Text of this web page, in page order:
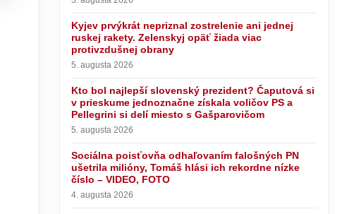
Kyjev prvýkrát nepriznal zostrelenie ani jednej
ruskej rakety. Zelenskyj opäť žiada viac
protivzdušnej obrany
5. augusta 2026
Kto bol najlepší slovenský prezident? Čaputová si
v prieskume jednoznačne získala voličov PS a
Pellegrini si delí miesto s Gašparovičom
5. augusta 2026
Sociálna poisťovňa odhaľovaním falošných PN
ušetrila milióny, Tomáš hlási ich rekordne nízke
číslo – VIDEO, FOTO
4. augusta 2026